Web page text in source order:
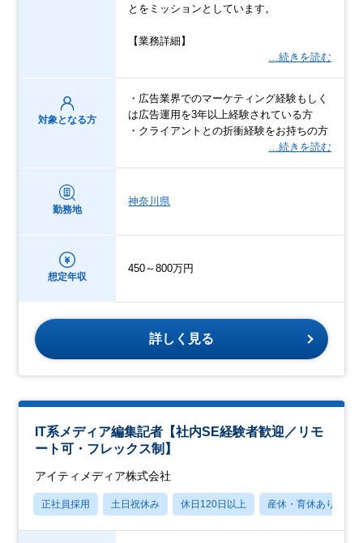
とをミッションとしています。
【業務詳細】
…続きを読む
対象となる方
・広告業界でのマーケティング経験もしく
は広告運用を3年以上経験されている方
・クライアントとの折衝経験をお持ちの方
…続きを読む
勤務地
神奈川県
想定年収
450～800万円
詳しく見る
IT系メディア編集記者【社内SE経験者歓迎／リモ
ート可・フレックス制】
アイティメディア株式会社
正社員採用 土日祝休み 休日120日以上 産休・育休あり